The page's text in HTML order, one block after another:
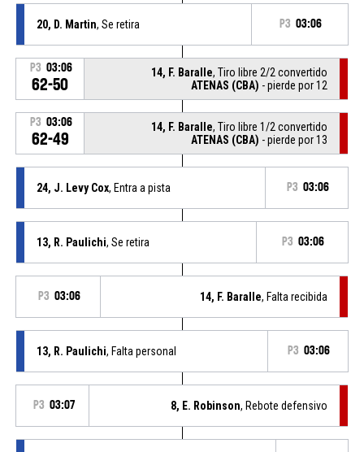
20, D. Martin, Se retira P3 03:06
P3 03:06
62-50
14, F. Baralle, Tiro libre 2/2 convertido
ATENAS (CBA) - pierde por 12
P3 03:06
62-49
14, F. Baralle, Tiro libre 1/2 convertido
ATENAS (CBA) - pierde por 13
24, J. Levy Cox, Entra a pista P3 03:06
13, R. Paulichi, Se retira P3 03:06
P3 03:06 14, F. Baralle, Falta recibida
13, R. Paulichi, Falta personal P3 03:06
P3 03:07 8, E. Robinson, Rebote defensivo